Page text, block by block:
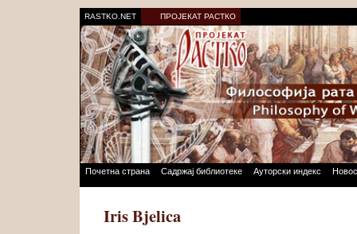
RASTKO.NET ПРОЈЕКАТ РАСТКО
Почетна страна Садржај библиотеке Ауторски индекс
Iris Bjelica